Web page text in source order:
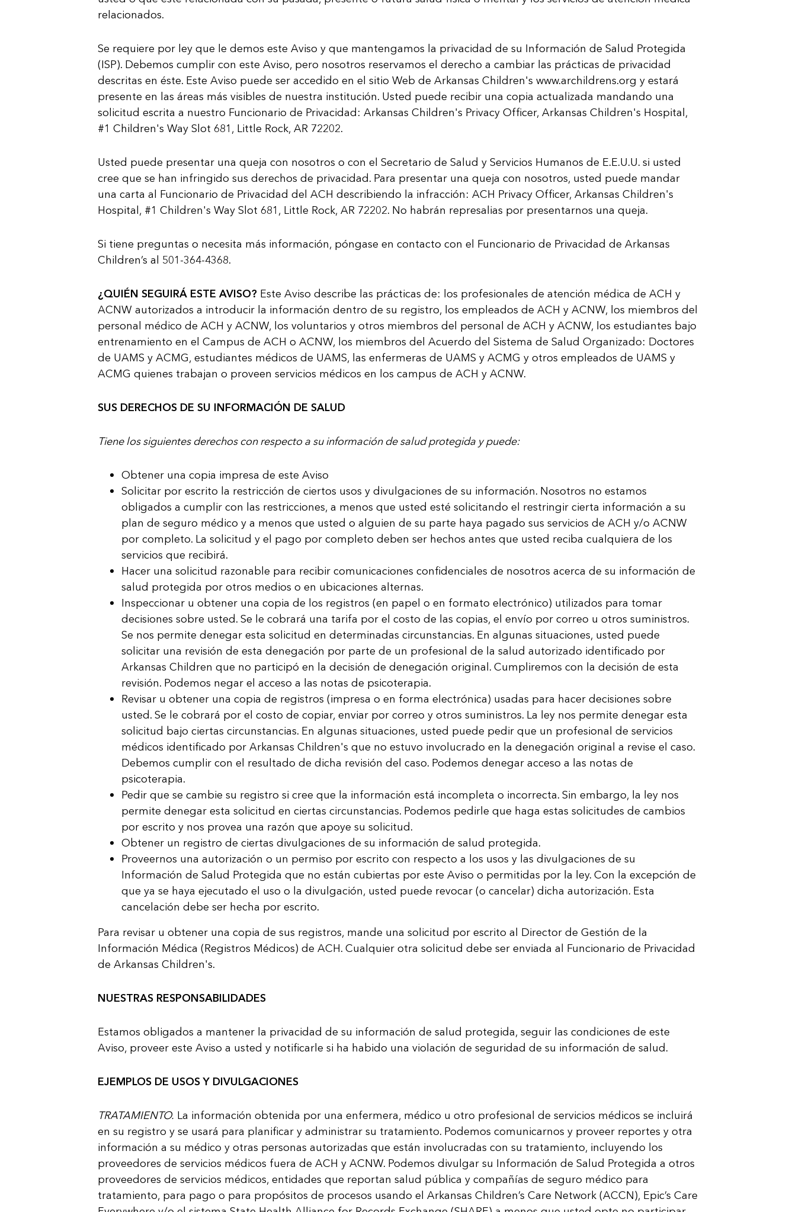
relacionados.
Se requiere por ley que le demos este Aviso y que mantengamos la privacidad de su Información de Salud Protegida
(ISP). Debemos cumplir con este Aviso, pero nosotros reservamos el derecho a cambiar las prácticas de privacidad
descritas en éste. Este Aviso puede ser accedido en el sitio Web de Arkansas Children's www.archildrens.org y estará
presente en las áreas más visibles de nuestra institución. Usted puede recibir una copia actualizada mandando una
solicitud escrita a nuestro Funcio­nario de Privacidad: Arkansas Children's Privacy Officer, Arkansas Children's Hospital,
#1 Children's Way Slot 681, Little Rock, AR 72202.
Usted puede presentar una queja con nosotros o con el Secretario de Salud y Servicios Humanos de E.E.U.U. si usted
cree que se han infringido sus derechos de privacidad. Para presentar una queja con nosotros, usted puede mandar
una carta al Funcionario de Privacidad del ACH describiendo la infrac­ción: ACH Privacy Officer, Arkansas Children's
Hospital, #1 Children's Way Slot 681, Little Rock, AR 72202. No habrán represalias por presentarnos una queja.
Si tiene preguntas o necesita más información, póngase en contacto con el Funcionario de Privacidad de Arkansas
Children’s al 501-364-4368.
¿QUIÉN SEGUIRÁ ESTE AVISO?Este Aviso describe las prácticas de: los profesionales de atención médica de ACH y
ACNW autorizados a introducir la información dentro de su registro, los empleados de ACH y ACNW, los miembros del
personal médico de ACH y ACNW, los voluntarios y otros miembros del personal de ACH y ACNW, los estudiantes bajo
entrenamiento en el Campus de ACH o ACNW, los miembros del Acuerdo del Sistema de Salud Organi­zado: Doctores
de UAMS y ACMG, estudiantes médicos de UAMS, las enfermeras de UAMS y ACMG y otros empleados de UAMS y
ACMG quienes trabajan o proveen servicios médicos en los campus de ACH y ACNW.
SUS DERECHOS DE SU INFORMACIÓN DE SALUD
Tiene los siguientes derechos con respecto a su información de salud protegida y puede:
Obtener una copia impresa de este Aviso
Solicitar por escrito la restricción de ciertos usos y divulgaciones de su información. Nosotros no estamos
obligados a cumplir con las restricciones, a menos que usted esté solicitando el restringir cierta información a su
plan de seguro médico y a menos que usted o alguien de su parte haya pagado sus servicios de ACH y/o ACNW
por completo. La solicitud y el pago por completo deben ser hechos antes que usted reciba cualquiera de los
servicios que recibirá.
Hacer una solicitud razonable para recibir comunicaciones confidenciales de nosotros acerca de su información de
salud protegida por otros medios o en ubicaciones alternas.
Inspeccionar u obtener una copia de los registros (en papel o en formato electrónico) utilizados para tomar
decisiones sobre usted. Se le cobrará una tarifa por el costo de las copias, el envío por correo u otros suministros.
Se nos permite denegar esta solicitud en determinadas circunstancias. En algunas situaciones, usted puede
solicitar una revisión de esta denegación por parte de un profesional de la salud autorizado identificado por
Arkansas Children que no participó en la decisión de denegación original. Cumpliremos con la decisión de esta
revisión. Podemos negar el acceso a las notas de psicoterapia.
Revisar u obtener una copia de registros (impresa o en for­ma electrónica) usadas para hacer decisiones sobre
usted. Se le cobrará por el costo de copiar, enviar por correo y otros suministros. La ley nos permite denegar esta
solicitud bajo ciertas circunstancias. En algunas situaciones, usted puede pedir que un profesional de servicios
médicos identificado por Arkansas Children's que no estuvo involucrado en la denegación orig­inal a revise el caso.
Debemos cumplir con el resultado de dicha revisión del caso. Podemos denegar acceso a las notas de
psicoterapia.
Pedir que se cambie su registro si cree que la información está incompleta o incorrecta. Sin embargo, la ley nos
permite denegar esta solicitud en ciertas circunstancias. Podemos pedirle que haga estas solicitudes de cambios
por escrito y nos provea una razón que apoye su solicitud.
Obtener un registro de ciertas divulgaciones de su información de salud protegida.
Proveernos una autorización o un permiso por escrito con respecto a los usos y las divulgaciones de su
Información de Salud Protegida que no están cubiertas por este Aviso o permitidas por la ley. Con la excepción de
que ya se haya ejecutado el uso o la divulgación, usted puede revocar (o cancelar) dicha autorización. Esta
cancelación debe ser hecha por escrito.
Para revisar u obtener una copia de sus registros, mande una solicitud por escrito al Director de Gestión de la
Información Médica (Registros Médicos) de ACH. Cualquier otra solicitud debe ser enviada al Funcionario de Privacidad
de Arkansas Children's.
NUESTRAS RESPONSABILIDADES
Estamos obligados a mantener la privacidad de su información de salud protegida, seguir las condiciones de este
Aviso, proveer este Aviso a usted y notificarle si ha ha­bido una violación de seguridad de su información de salud.
EJEMPLOS DE USOS Y DIVULGACIONES
TRATAMIENTO. La información obtenida por una enfermera, médico u otro profesional de servicios médicos se incluirá
en su regis­tro y se usará para planificar y administrar su tratamiento. Po­demos comunicarnos y proveer reportes y otra
información a su médico y otras personas autorizadas que están involucra­das con su tratamiento, incluyendo los
proveedores de servi­cios médicos fuera de ACH y ACNW. Podemos divulgar su Información de Salud Protegida a otros
proveedores de servicios médicos, entidades que reportan salud pública y compañías de seguro médico para
tratamiento, para pago o para propósitos de procesos usando el Arkansas Children’s Care Network (ACCN), Epic’s Care